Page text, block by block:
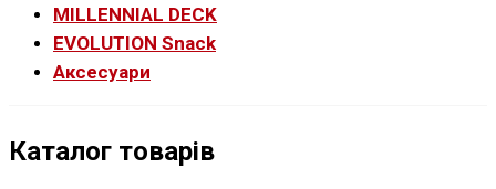
MILLENNIAL DECK
EVOLUTION Snack
Аксесуари
Каталог товарів